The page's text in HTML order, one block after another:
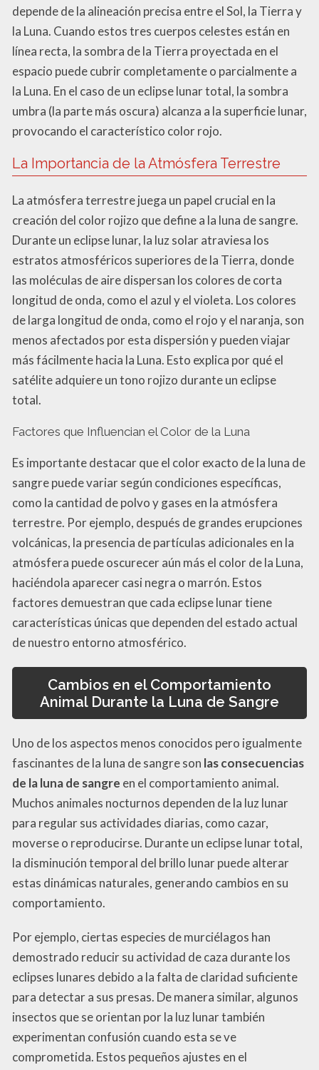
depende de la alineación precisa entre el Sol, la Tierra y
la Luna. Cuando estos tres cuerpos celestes están en
línea recta, la sombra de la Tierra proyectada en el
espacio puede cubrir completamente o parcialmente a
la Luna. En el caso de un eclipse lunar total, la sombra
umbra (la parte más oscura) alcanza a la superficie lunar,
provocando el característico color rojo.
La Importancia de la Atmósfera Terrestre
La atmósfera terrestre juega un papel crucial en la
creación del color rojizo que define a la luna de sangre.
Durante un eclipse lunar, la luz solar atraviesa los
estratos atmosféricos superiores de la Tierra, donde
las moléculas de aire dispersan los colores de corta
longitud de onda, como el azul y el violeta. Los colores
de larga longitud de onda, como el rojo y el naranja, son
menos afectados por esta dispersión y pueden viajar
más fácilmente hacia la Luna. Esto explica por qué el
satélite adquiere un tono rojizo durante un eclipse
total.
Factores que Influencian el Color de la Luna
Es importante destacar que el color exacto de la luna de
sangre puede variar según condiciones específicas,
como la cantidad de polvo y gases en la atmósfera
terrestre. Por ejemplo, después de grandes erupciones
volcánicas, la presencia de partículas adicionales en la
atmósfera puede oscurecer aún más el color de la Luna,
haciéndola aparecer casi negra o marrón. Estos
factores demuestran que cada eclipse lunar tiene
características únicas que dependen del estado actual
de nuestro entorno atmosférico.
Cambios en el Comportamiento
Animal Durante la Luna de Sangre
Uno de los aspectos menos conocidos pero igualmente
fascinantes de la luna de sangre son las consecuencias
de la luna de sangre en el comportamiento animal.
Muchos animales nocturnos dependen de la luz lunar
para regular sus actividades diarias, como cazar,
moverse o reproducirse. Durante un eclipse lunar total,
la disminución temporal del brillo lunar puede alterar
estas dinámicas naturales, generando cambios en su
comportamiento.
Por ejemplo, ciertas especies de murciélagos han
demostrado reducir su actividad de caza durante los
eclipses lunares debido a la falta de claridad suficiente
para detectar a sus presas. De manera similar, algunos
insectos que se orientan por la luz lunar también
experimentan confusión cuando esta se ve
comprometida. Estos pequeños ajustes en el